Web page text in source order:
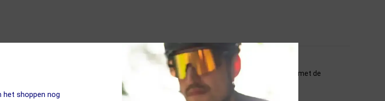
het shoppen nog
verwacht. Makkelijk te monteren maar let er wel op dat je zadelklemmen compatibel zijn met de